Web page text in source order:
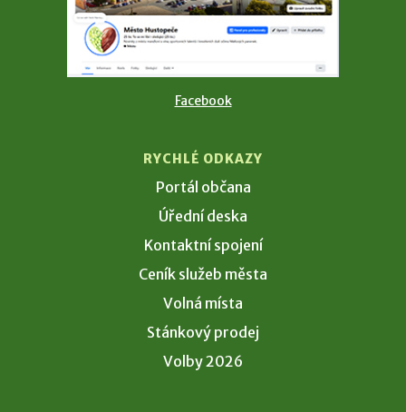
Facebook
RYCHLÉ ODKAZY
Portál občana
Úřední deska
Kontaktní spojení
Ceník služeb města
Volná místa
Stánkový prodej
Volby 2026